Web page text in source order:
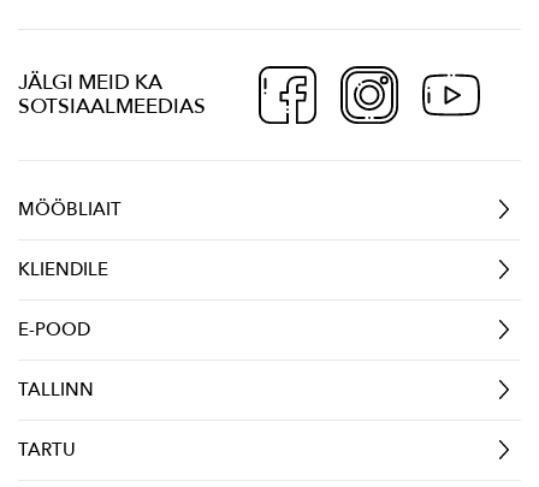
JÄLGI MEID KA
SOTSIAALMEEDIAS
MÖÖBLIAIT
KLIENDILE
E-POOD
TALLINN
TARTU